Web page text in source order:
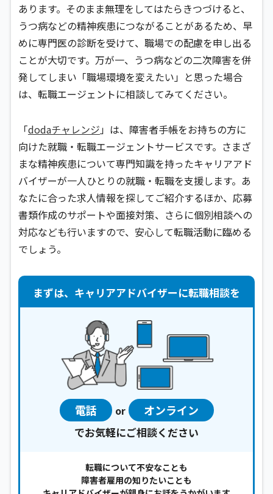
あります。そのまま無理をしてはたらきつづけると、
うつ病などの精神疾患につながることがあるため、早
めに専門医の診断を受けて、職場での配慮を申し出る
ことが大切です。万が一、うつ病などの二次障害を併
発してしまい「職場環境を変えたい」と思った場合
は、転職エージェントに相談してみてください。
「dodaチャレンジ」は、障害者手帳をお持ちの方に
向けた就職・転職エージェントサービスです。さまざ
まな精神疾患について専門知識を持ったキャリアアド
バイザーが一人ひとりの就職・転職を支援します。あ
なたに合った求人情報を探してご紹介するほか、応募
書類作成のサポートや面接対策、さらに個別相談への
対応なども行いますので、安心して転職活動に臨める
でしょう。
まずは、キャリアアドバイザーに転職相談を
電話 or オンライン
でお気軽にご相談ください
転職について不安なことも
障害者雇用の知りたいことも